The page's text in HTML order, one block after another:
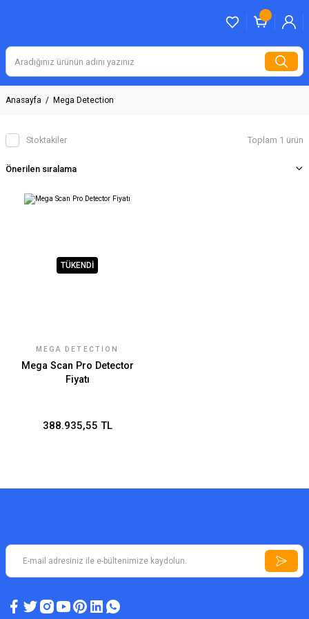
Anasayfa Mega Detection
Stoktakiler Toplam 1 ürün
TÜKENDİ
MEGA DETECTION
Mega Scan Pro Detector
Fiyatı
388.935,55 TL